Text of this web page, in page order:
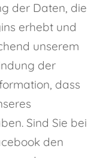
der Daten, die
erhebt und
unserem
der
dass
Sind Sie bei
den